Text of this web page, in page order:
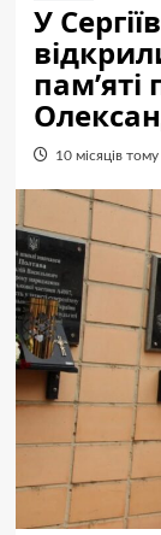
У
10 місяців тому